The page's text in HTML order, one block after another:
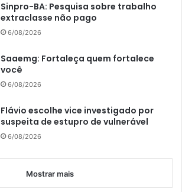
Sinpro-BA: Pesquisa sobre trabalho
extraclasse não pago
6/08/2026
Saaemg: Fortaleça quem fortalece
você
6/08/2026
Flávio escolhe vice investigado por
suspeita de estupro de vulnerável
6/08/2026
Mostrar mais